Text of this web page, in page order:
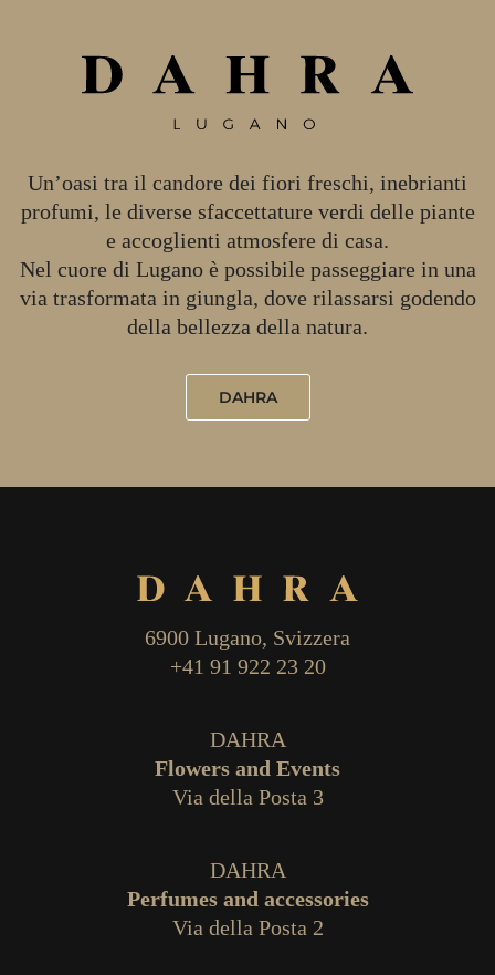
Un’oasi tra il candore dei fiori freschi, inebrianti
profumi, le diverse sfaccettature verdi delle piante
e accoglienti atmosfere di casa.
Nel cuore di Lugano è possibile passeggiare in una
via trasformata in giungla, dove rilassarsi godendo
della bellezza della natura.
DAHRA
6900 Lugano, Svizzera
+41 91 922 23 20
DAHRA
Flowers and Events
Via della Posta 3
DAHRA
Perfumes and accessories
Via della Posta 2